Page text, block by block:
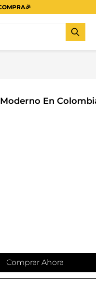
🎉
En
Comprar Ahora